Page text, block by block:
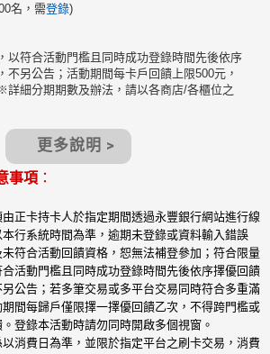
名，需登錄)
以符合活動門檻且同時成功登錄時間先後依序
不另公告；活動期間每卡戶回饋上限500元，
細分期期數及辦法，請以各商店/各櫃位之
更多說明 >
事項 ：
正卡持卡人於指定期間透過永豐銀行網站進行線
本行系統時間為準，逾期未登錄或資料輸入錯誤
符合活動回饋資格，恕無法補登參加；符合限量
合活動門檻且同時成功登錄時間先後依序擇優回饋
公告；若多筆交易或多平台交易同時符合多重滿
間每歸戶僅限擇一擇優回饋乙次，不得跨門檻或
登錄本活動時請勿同時開啟多個視窗。
消費日為準，並限於指定平台之刷卡交易，消費